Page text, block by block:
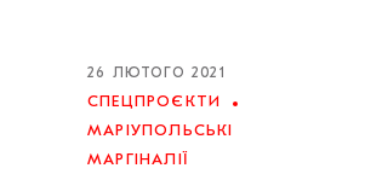
26 ЛЮТОГО 2021
СПЕЦПРОЄКТИ
МАРІУПОЛЬСЬКІ
МАРГІНАЛІЇ